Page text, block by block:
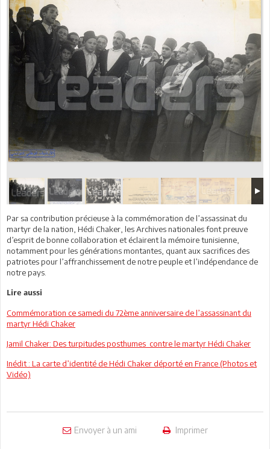
Par sa contribution précieuse à la commémoration de l’assassinat du
martyr de la nation, Hédi Chaker, les Archives nationales font preuve
d’esprit de bonne collaboration et éclairent la mémoire tunisienne,
notamment pour les générations montantes, quant aux sacrifices des
patriotes pour l’affranchissement de notre peuple et l’indépendance de
notre pays.
Lire aussi
Commémoration ce samedi du 72ème anniversaire de l’assassinant du
martyr Hédi Chaker
Jamil Chaker: Des turpitudes posthumes contre le martyr Hédi Chaker
Inédit : La carte d’identité de Hédi Chaker déporté en France (Photos et
Vidéo)
Envoyer à un ami Imprimer